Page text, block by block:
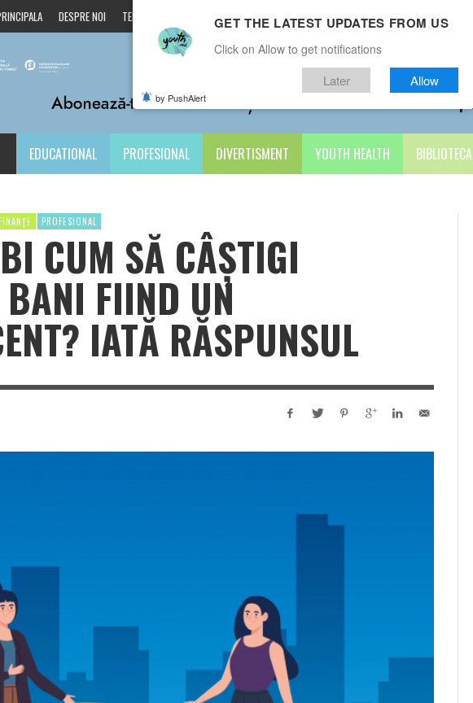
DESPRE NOI TERMENI ȘI CONDIȚII CONTACTE
EDUCATIONAL PROFESIONAL DIVERTISMENT YOUTH HEALTH BIBLIOTECA
PROFESIONAL
CUM SĂ CÂȘTIGI
FIIND UN
IATĂ RĂSPUNSUL
GET THE LATEST UPDATES FROM US
Click on Allow to get notifications
Later Allow
by PushAlert